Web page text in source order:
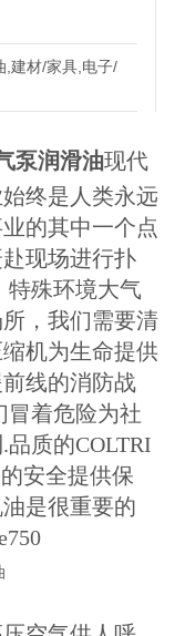
,建材/家具,电子/
泵润滑油现代
终是人类永远
的其中一个点
现场进行扑
特殊环境大气
，我们需要清
机为生命提供
线的消防战
冒着危险为社
质的COLTRI
安全提供保
油是很重要的